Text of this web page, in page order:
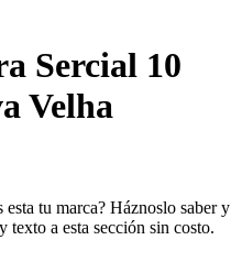
Sercial 10
Velha
tu marca? Háznoslo saber y
texto a esta sección sin costo.